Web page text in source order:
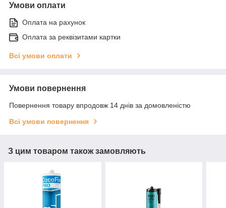
Умови оплати
Оплата на рахунок
Оплата за реквізитами картки
Всі умови оплати
Умови повернення
Повернення товару впродовж 14 днів за домовленістю
Всі умови повернення
З цим товаром також замовляють